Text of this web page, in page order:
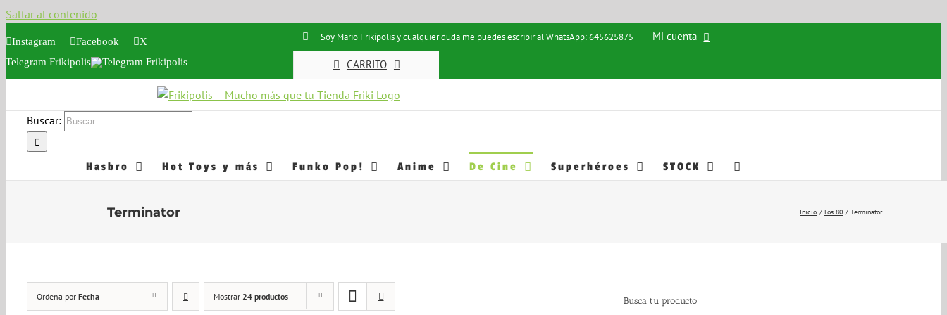
Saltar al contenido
Instagram Facebook
X
Telegram Frikipolis
Soy Mario Frikípolis y cualquier duda me puedes escribir al WhatsApp: 645625875 Mi cuenta
CARRITO
Buscar:
Hasbro Hot Toys y más Funko Pop! Anime De Cine Superhéroes STOCK
Terminator Inicio Los 80 Terminator
Ordena por Fecha Mostrar 24 productos Busca tu producto: